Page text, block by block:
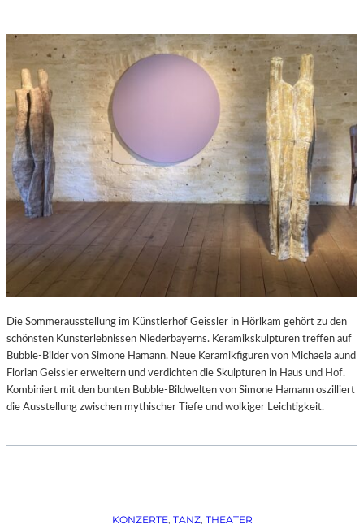
Die Sommerausstellung im Künstlerhof Geissler in Hörlkam gehört zu den
schönsten Kunsterlebnissen Niederbayerns. Keramikskulpturen treffen auf
Bubble-Bilder von Simone Hamann. Neue Keramikfiguren von Michaela aund
Florian Geissler erweitern und verdichten die Skulpturen in Haus und Hof.
Kombiniert mit den bunten Bubble-Bildwelten von Simone Hamann oszilliert
die Ausstellung zwischen mythischer Tiefe und wolkiger Leichtigkeit.
KONZERTE, TANZ, THEATER